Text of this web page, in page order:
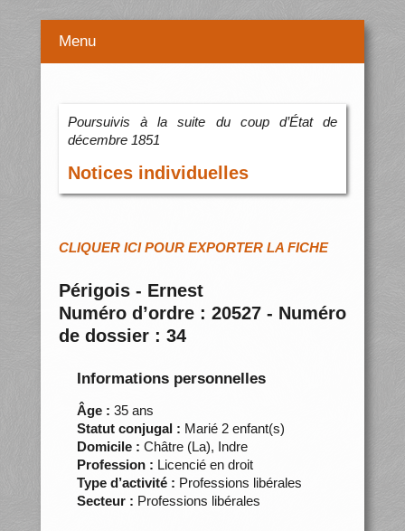
Menu
Poursuivis à la suite du coup d’État de
décembre 1851
Notices individuelles
CLIQUER ICI POUR EXPORTER LA FICHE
Périgois - Ernest
Numéro d’ordre : 20527 - Numéro
de dossier : 34
Informations personnelles
Âge : 35 ans
Statut conjugal : Marié 2 enfant(s)
Domicile : Châtre (La), Indre
Profession : Licencié en droit
Type d’activité : Professions libérales
Secteur : Professions libérales